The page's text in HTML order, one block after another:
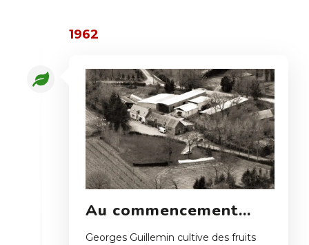
1962
Au commencement…
Georges Guillemin cultive des fruits